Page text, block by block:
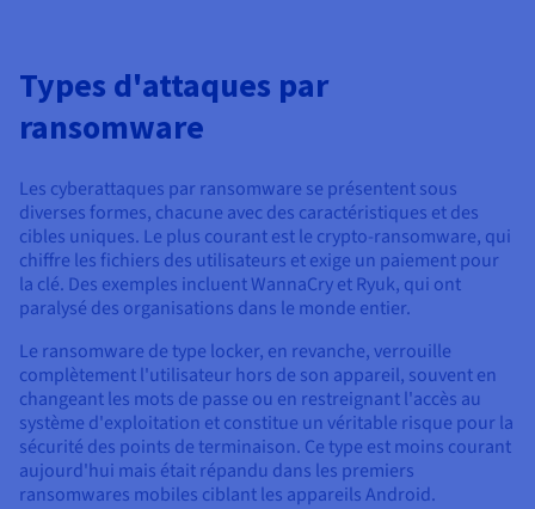
Types d'attaques par
ransomware
Les cyberattaques par ransomware se présentent sous
diverses formes, chacune avec des caractéristiques et des
cibles uniques. Le plus courant est le crypto-ransomware, qui
chiffre les fichiers des utilisateurs et exige un paiement pour
la clé. Des exemples incluent WannaCry et Ryuk, qui ont
paralysé des organisations dans le monde entier.
Le ransomware de type locker, en revanche, verrouille
complètement l'utilisateur hors de son appareil, souvent en
changeant les mots de passe ou en restreignant l'accès au
système d'exploitation et constitue un véritable risque pour la
sécurité des points de terminaison. Ce type est moins courant
aujourd'hui mais était répandu dans les premiers
ransomwares mobiles ciblant les appareils Android.